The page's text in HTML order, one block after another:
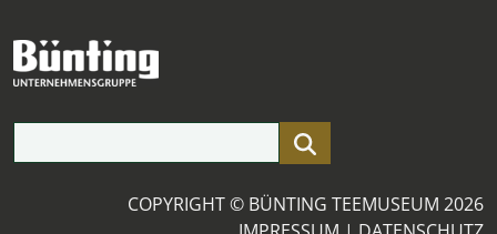
Suchfeld
COPYRIGHT © BÜNTING TEEMUSEUM 2026